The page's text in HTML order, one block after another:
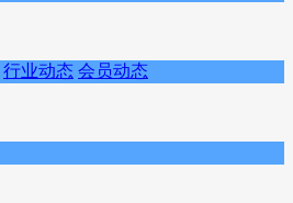
行业动态 会员动态